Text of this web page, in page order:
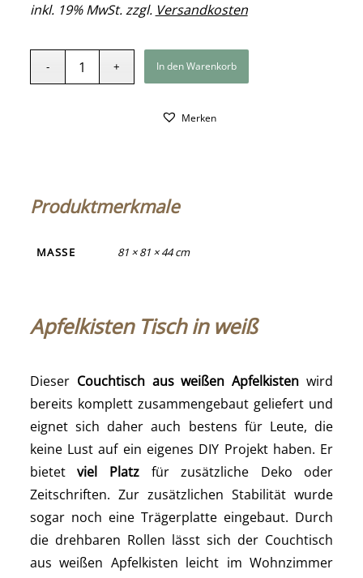
inkl. 19% MwSt. zzgl. Versandkosten
In den Warenkorb
Merken
Produktmerkmale
MASSE 81 × 81 × 44 cm
Apfelkisten Tisch in weiß
Dieser Couchtisch aus weißen Apfelkisten wird
bereits komplett zusammengebaut geliefert und
eignet sich daher auch bestens für Leute, die
keine Lust auf ein eigenes DIY Projekt haben. Er
bietetviel Platzfür zusätzliche Deko oder
Zeitschriften. Zur zusätzlichen Stabilität wurde
sogar noch eine Trägerplatte eingebaut. Durch
die drehbaren Rollen lässt sich der Couchtisch
aus weißen Apfelkisten leicht im Wohnzimmer